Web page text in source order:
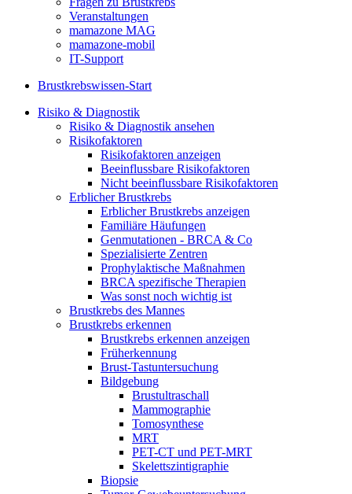
Veranstaltungen
mamazone MAG
mamazone-mobil
IT-Support
Brustkrebswissen-Start
Risiko & Diagnostik
Risiko & Diagnostik ansehen
Risikofaktoren
Risikofaktoren anzeigen
Beeinflussbare Risikofaktoren
Nicht beeinflussbare Risikofaktoren
Erblicher Brustkrebs
Erblicher Brustkrebs anzeigen
Familiäre Häufungen
Genmutationen - BRCA & Co
Spezialisierte Zentren
Prophylaktische Maßnahmen
BRCA spezifische Therapien
Was sonst noch wichtig ist
Brustkrebs des Mannes
Brustkrebs erkennen
Brustkrebs erkennen anzeigen
Früherkennung
Brust-Tastuntersuchung
Bildgebung
Brustultraschall
Mammographie
Tomosynthese
MRT
PET-CT und PET-MRT
Skelettszintigraphie
Biopsie